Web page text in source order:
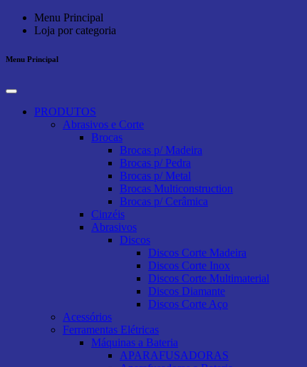
Menu Principal
Loja por categoria
Menu Principal
PRODUTOS
Abrasivos e Corte
Brocas
Brocas p/ Madeira
Brocas p/ Pedra
Brocas p/ Metal
Brocas Multiconstruction
Brocas p/ Cerâmica
Cinzéis
Abrasivos
Discos
Discos Corte Madeira
Discos Corte Inox
Discos Corte Multimaterial
Discos Diamante
Discos Corte Aço
Acessórios
Ferramentas Elétricas
Máquinas a Bateria
APARAFUSADORAS